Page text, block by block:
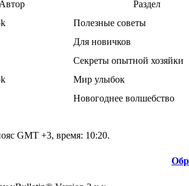
Автор Раздел
Полезные советы
Для новичков
Секреты опытной хозяйки
Мир улыбок
Новогоднее волшебство
GMT +3, время: 10:20.